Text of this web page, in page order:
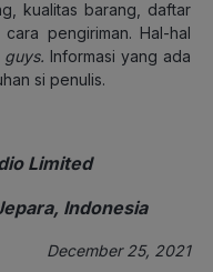
kualitas barang, daftar
pengiriman. Hal-hal
guys. Informasi yang ada
si penulis.
Limited
Indonesia
December 25, 2021